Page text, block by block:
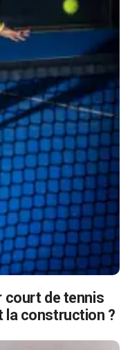
court de tennis
la construction ?